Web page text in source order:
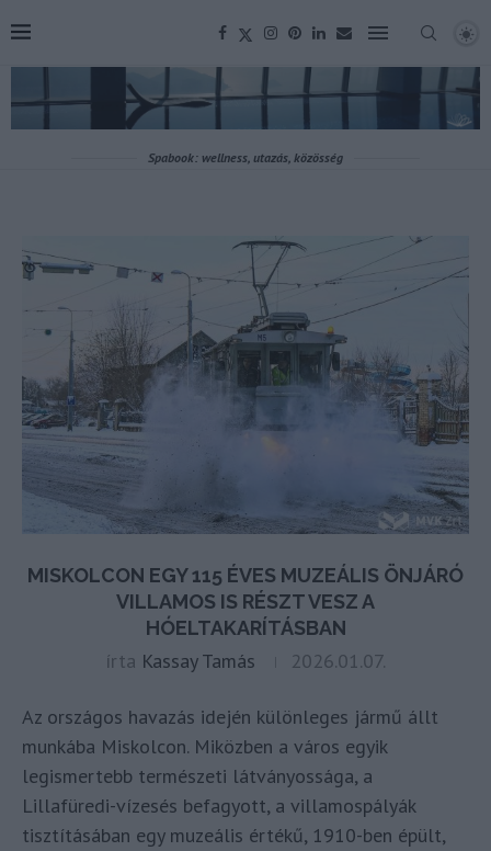
Spabook: wellness, utazás, közösség
MISKOLCON EGY 115 ÉVES MUZEÁLIS ÖNJÁRÓ
VILLAMOS IS RÉSZT VESZ A
HÓELTAKARÍTÁSBAN
írta Kassay Tamás 2026.01.07.
Az országos havazás idején különleges jármű állt
munkába Miskolcon. Miközben a város egyik
legismertebb természeti látványossága, a
Lillafüredi-vízesés befagyott, a villamospályák
tisztításában egy muzeális értékű, 1910-ben épült,